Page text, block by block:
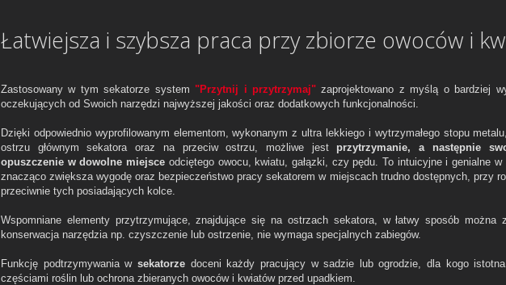
Łatwiejsza i szybsza praca przy zbiorze owoców i
Zastosowany w tym sekatorze system "Przytnij i przytrzymaj" zaprojektowano z myślą o bardziej
oczekujących od Swoich narzędzi najwyższej jakości oraz dodatkowych funkcjonalności.
Dzięki odpowiednio wyprofilowanym elementom, wykonanym z ultra lekkiego i wytrzymałego stopu
ostrzu głównym sekatora oraz na przeciw ostrzu, możliwe jest przytrzymanie, a następnie
opuszczenie w dowolne miejsce odciętego owocu, kwiatu, gałązki, czy pędu. To intuicyjne i genialne w
znacząco zwiększa wygodę oraz bezpieczeństwo pracy sekatorem w miejscach trudno dostępnych, przy
przeciwnie tych posiadających kolce.
Wspomniane elementy przytrzymujące, znajdujące się na ostrzach sekatora, w łatwy sposób
konserwacja narzędzia np. czyszczenie lub ostrzenie, nie wymaga specjalnych zabiegów.
Funkcję podtrzymywania w sekatorzedoceni każdy pracujący w sadzie lub ogrodzie, dla kogo
częściami roślin lub ochrona zbieranych owoców i kwiatów przed upadkiem.